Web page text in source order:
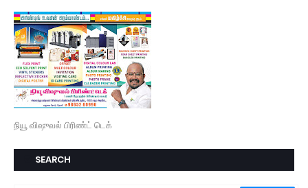
நியூ விஷுவல் பிரிண்ட் டெக்
SEARCH